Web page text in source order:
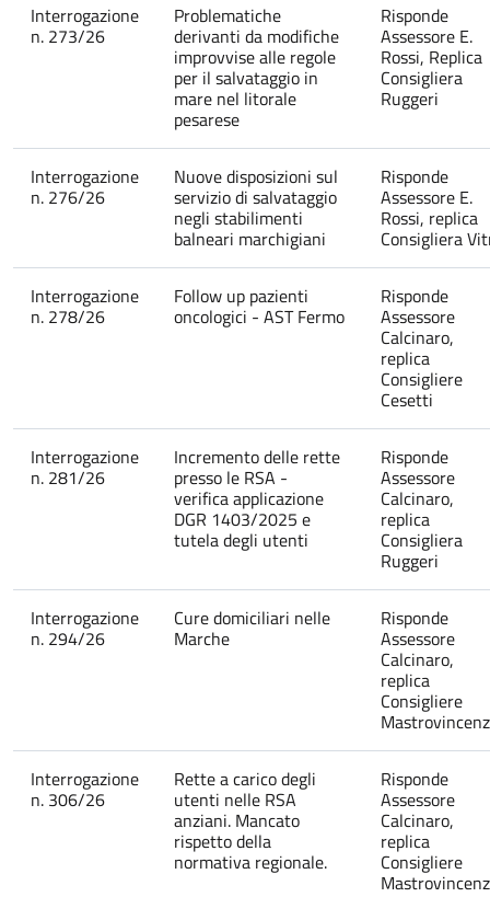
Interrogazione
n. 273/26
Problematiche
derivanti da modifiche
improvvise alle regole
per il salvataggio in
mare nel litorale
pesarese
Risponde
Assessore E.
Rossi, Replica
Consigliera
Ruggeri
Interrogazione
n. 276/26
Nuove disposizioni sul
servizio di salvataggio
negli stabilimenti
balneari marchigiani
Risponde
Assessore E.
Rossi, replica
Consigliera
Interrogazione
n. 278/26
Follow up pazienti
oncologici - AST Fermo
Risponde
Assessore
Calcinaro,
replica
Consigliere
Cesetti
Interrogazione
n. 281/26
Incremento delle rette
presso le RSA -
verifica applicazione
DGR 1403/2025 e
tutela degli utenti
Risponde
Assessore
Calcinaro,
replica
Consigliera
Ruggeri
Interrogazione
n. 294/26
Cure domiciliari nelle
Marche
Risponde
Assessore
Calcinaro,
replica
Consigliere
Interrogazione
n. 306/26
Rette a carico degli
utenti nelle RSA
anziani. Mancato
rispetto della
normativa regionale.
Risponde
Assessore
Calcinaro,
replica
Consigliere